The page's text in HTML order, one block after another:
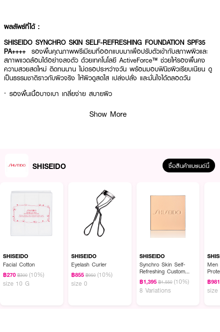
ผลลัพธ์ที่ได้ :
SHISEIDO SYNCHRO SKIN SELF-REFRESHING FOUNDATION SPF35
PA++++ รองพื้นคุณภาพพรีเมียมที่ออกแบบมาเพื่อปรับตัวเข้ากับสภาพผิวและ
สภาพแวดล้อมได้อย่างลงตัว ด้วยเทคโนโลยี ActiveForce™ ช่วยให้รองพื้นคง
ความสวยสดใหม่ ติดทนนาน ไม่ดรอประหว่างวัน พร้อมมอบฟินิชผิวเรียบเนียน ดู
เป็นธรรมชาติราวกับผิวจริง ให้ผิวดูสดใส เปล่งปลั่ง และมั่นใจได้ตลอดวัน
· รองพื้นเนื้อบางเบา เกลี่ยง่าย สบายผิว
· ปกปิดจุดด่างดำ รอยแดง และสีผิวไม่สม่ำเสมอได้อย่างเป็นธรรมชาติ
· ไม่เป็นคราบ ไม่ตกร่อง และไม่หนักผิว
· ปกป้องผิวจากรังสี UVA และ UVB ด้วย SPF35 PA++++
· เหมาะสำหรับทุกสภาพผิว และสามารถใช้ได้ในทุกสภาพอากาศ
How to Use :
· เขย่าขวดก่อนใช้งาน
Show More
SHISEIDO ซื้อสินค้าแบรนด์นี้
SHISEIDO
Facial Cotton
฿270 ฿300 (10%)
size 10 G
SHISEIDO
Eyelash Curler
฿855 ฿950 (10%)
size 0
SHISEIDO
Synchro Skin Self-
Refreshing Custom
Finish Powder
Foundation (Refill)
฿1,395 ฿1,550 (10%)
8 Variations
Men
฿981
size